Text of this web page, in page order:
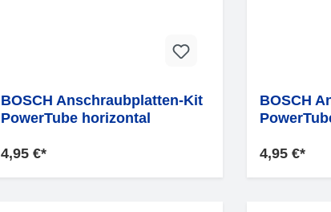
BOSCH Anschraubplatten-Kit
PowerTube horizontal
4,95 €*
BOSCH
4,95 €*